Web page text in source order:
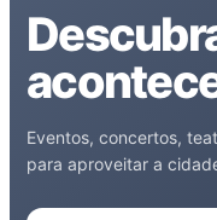
Eventos, concertos,
para aproveitar a